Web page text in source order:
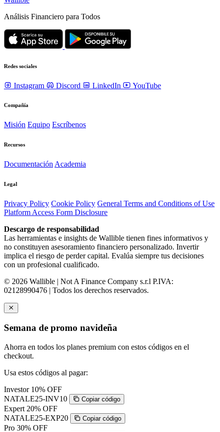
Análisis Financiero para Todos
Redes sociales
Instagram Discord LinkedIn YouTube
Compañía
Misión Equipo Escríbenos
Recursos
Documentación Academia
Legal
Privacy Policy Cookie Policy General Terms and Conditions of Use
Platform Access Form Disclosure
Descargo de responsabilidad
Las herramientas e insights de Wallible tienen fines informativos y
no constituyen asesoramiento financiero personalizado. Invertir
implica el riesgo de perder capital. Evalúa siempre tus decisiones
con un profesional cualificado.
© 2026 Wallible | Not A Finance Company s.r.l P.IVA:
02128990476 | Todos los derechos reservados.
Semana de promo navideña
Ahorra en todos los planes premium con estos códigos en el
checkout.
Usa estos códigos al pagar:
Investor 10% OFF
NATALE25-INV10
Copiar código
Expert 20% OFF
NATALE25-EXP20
Copiar código
Pro 30% OFF